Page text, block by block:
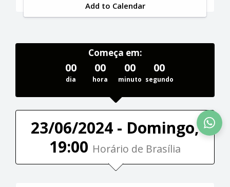
Add to Calendar
Começa em:
00
dia
00
hora
00
minuto
00
segundo
23/06/2024 - Domingo,
19:00 Horário de Brasília